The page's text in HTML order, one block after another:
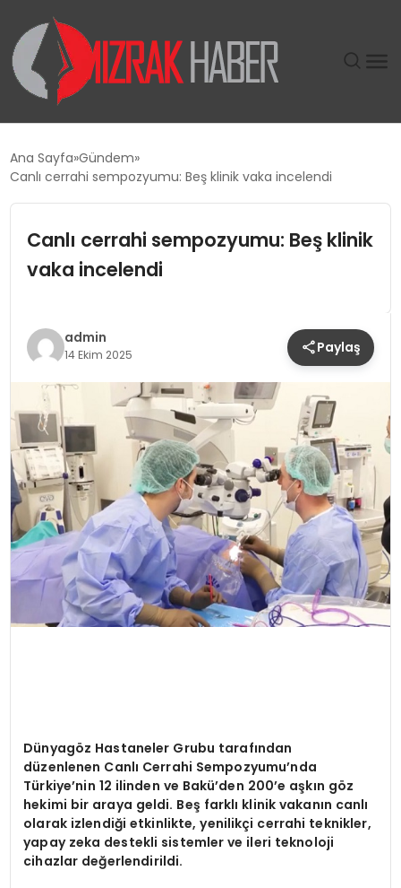
DÜNYA
SPOR
TEKNOLOJI
YAŞAM
Ana Sayfa Gündem
Canlı cerrahi sempozyumu: Beş klinik vaka incelendi
Canlı cerrahi sempozyumu: Beş klinik
vaka incelendi
admin
14 Ekim 2025 Paylaş
Dünyagöz Hastaneler Grubu tarafından
düzenlenen Canlı Cerrahi Sempozyumu’nda
Türkiye’nin 12 ilinden ve Bakü’den 200’e aşkın göz
hekimi bir araya geldi. Beş farklı klinik vakanın canlı
olarak izlendiği etkinlikte, yenilikçi cerrahi teknikler,
yapay zeka destekli sistemler ve ileri teknoloji
cihazlar değerlendirildi.